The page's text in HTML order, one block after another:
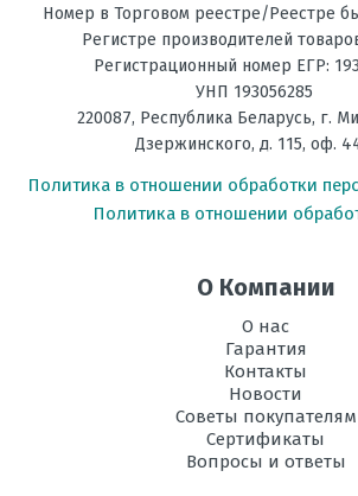
Номер в Торговом реестре/Реестре
Регистре производителей
Регистрационный номер ЕГР:
УНП 193056285
220087, Республика Беларусь, г.
Дзержинского, д. 115, оф.
Политика в отношении обработки
Политика в отношении
О Компании
О нас
Гарантия
Контакты
Новости
Советы покупателям
Сертификаты
Вопросы и ответы